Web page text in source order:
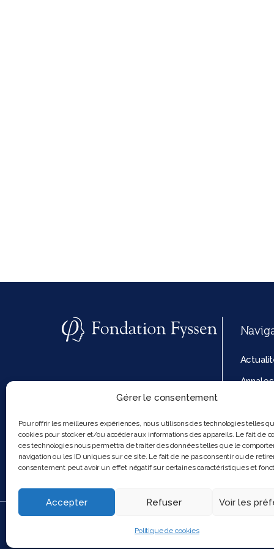
Gérer le consentement
Pour offrir les meilleures expériences, nous utilisons des technologies telles
cookies pour stocker et/ou accéder aux informations des appareils. Le fait de
ces technologies nous permettra de traiter des données telles que le
navigation ou les ID uniques sur ce site. Le fait de ne pas consentir ou de
consentement peut avoir un effet négatif sur certaines caractéristiques et
Accepter Refuser Voir les
Politique de cookies
Annales